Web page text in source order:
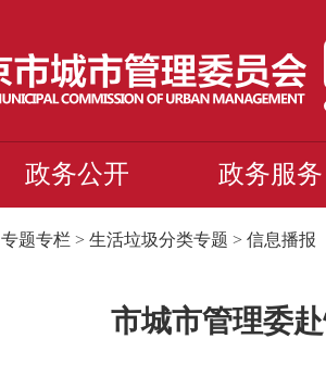
政务公开 政务服务
专题专栏 > 生活垃圾分类专题 > 信息播报
市城市管理委